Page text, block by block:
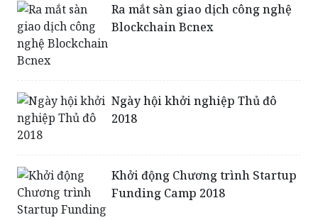
Ra mắt sàn giao dịch công nghệ
Blockchain Bcnex
Ngày hội khởi nghiệp Thủ đô
2018
Khởi động Chương trình Startup
Funding Camp 2018